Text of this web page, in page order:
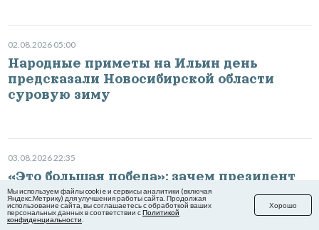
02.08.2026 05:00
Народные приметы на Ильин день
предсказали Новосибирской области
суровую зиму
03.08.2026 22:35
«Это большая победа»: зачем президент
России Владимир Путин прилетел в
Сибирь и что заявил
Мы используем файлы cookie и сервисы аналитики (включая
Яндекс.Метрику) для улучшения работы сайта. Продолжая
использование сайта, вы соглашаетесь с обработкой ваших
персональных данных в соответствии сПолитикой
конфиденциальности
Хорошо